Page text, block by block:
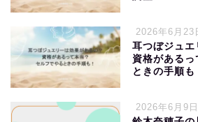
2026年6月23
耳つぼジュエ
資格がある
ときの手順も
2026年6月9日